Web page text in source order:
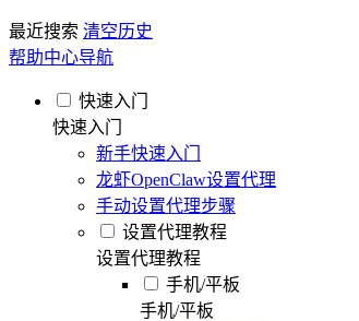
最近搜索 清空历史
帮助中心导航
快速入门
快速入门
新手快速入门
龙虾OpenClaw设置代理
手动设置代理步骤
设置代理教程
设置代理教程
手机/平板
手机/平板